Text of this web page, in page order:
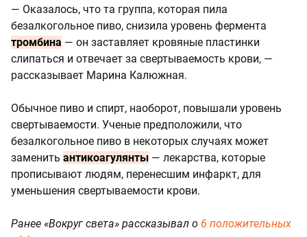
— Оказалось, что та группа, которая пила
безалкогольное пиво, снизила уровень фермента
тромбина — он заставляет кровяные пластинки
слипаться и отвечает за свертываемость крови, —
рассказывает Марина Калюжная.
Обычное пиво и спирт, наоборот, повышали уровень
свертываемости. Ученые предположили, что
безалкогольное пиво в некоторых случаях может
заменить антикоагулянты — лекарства, которые
прописывают людям, перенесшим инфаркт, для
уменьшения свертываемости крови.
Ранее «Вокруг света» рассказывал о 6 положительных